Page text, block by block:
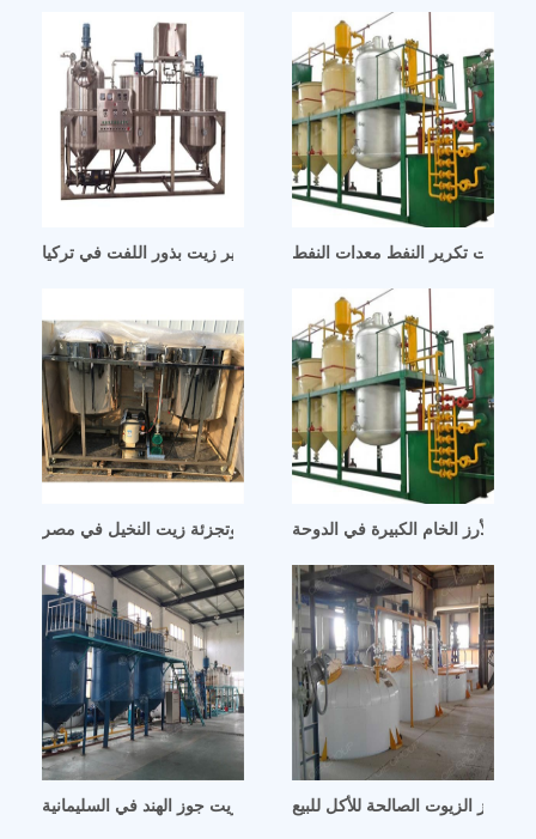
معدات تكرير زيت بذور اللفت في تركيامعدات تكرير النفط معدات النفط
مصنع تكرير وتجزئة زيت النخيل في مصرالأرز الخام الكبيرة في الدوحة
معمل تكرير زيت جوز الهند في السليمانيةلتجهيز الزيوت الصالحة للأكل للبيع